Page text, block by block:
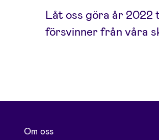
Låt oss göra år 2022
försvinner från våra
Om oss